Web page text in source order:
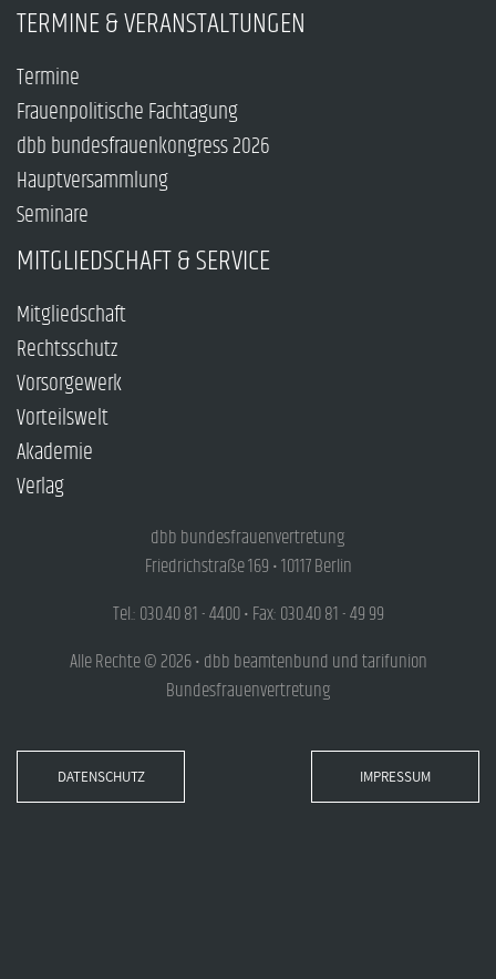
TERMINE & VERANSTALTUNGEN
Termine
Frauenpolitische Fachtagung
dbb bundesfrauenkongress 2026
Hauptversammlung
Seminare
MITGLIEDSCHAFT & SERVICE
Mitgliedschaft
Rechtsschutz
Vorsorgewerk
Vorteilswelt
Akademie
Verlag
dbb bundesfrauenvertretung
Friedrichstraße 169 • 10117 Berlin
Tel.: 030.40 81 - 4400 • Fax: 030.40 81 - 49 99
Alle Rechte © 2026 • dbb beamtenbund und tarifunion
Bundesfrauenvertretung
DATENSCHUTZ IMPRESSUM